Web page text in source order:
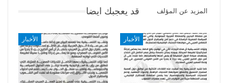
قد يعجبك ايضا المزيد عن المؤلف
الأخبار الأخبار